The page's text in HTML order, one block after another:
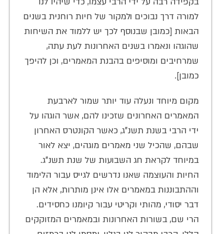
למורה דרך נבוכים ולמקור של חיות רוחנית בשנים
הבאות [כמובן שבנוסף לכך יש ללמוד את השיחות
שהוגהו ונאמרו בשנים האחרונות לעת עתה,
שמרחיבים ומוסיפים בהבנת המאמרים, וכן להיפך
כמובן].
מקום מיוחד ונעלה עוד יותר שמור לארבעת
המאמרים האחרונים שזכינו להם, אשר הוגהו על
ידי הרבי בשנת תשנ"ג, כאשר הקונטרס האחרון
שבהם, שהכיל שני מאמרים מוגהים, יצא לאור
במיוחד לקראת חג השבועות של שנת תשנ"ג.
החיות והעוצמה שאנו נדרשים לגייס עבור הלימוד
וההתבוננות במאמרים אלו אינן מותרות, אלא הן
דבר יסודי, מהותי וקריטי עבור קיומנו כחסידים.
הרי שם, בשורות האחרונות ובמאמרים המזוקקים